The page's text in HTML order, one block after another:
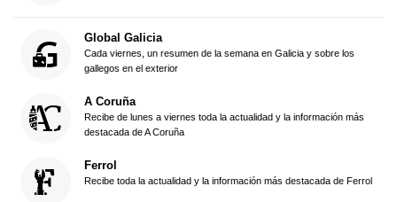
Global Galicia
Cada viernes, un resumen de la semana en Galicia y sobre los
gallegos en el exterior
A Coruña
Recibe de lunes a viernes toda la actualidad y la información más
destacada de A Coruña
Ferrol
Recibe toda la actualidad y la información más destacada de Ferrol